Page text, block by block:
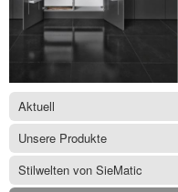
Aktuell
Unsere Produkte
Stilwelten von SieMatic